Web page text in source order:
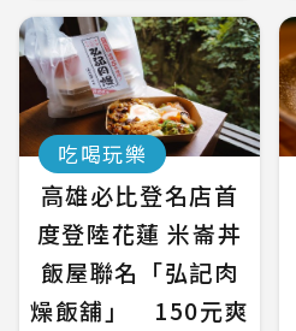
吃喝玩樂
高雄必比登名店首
度登陸花蓮 米崙丼
飯屋聯名「弘記肉
燥飯舖」 150元爽